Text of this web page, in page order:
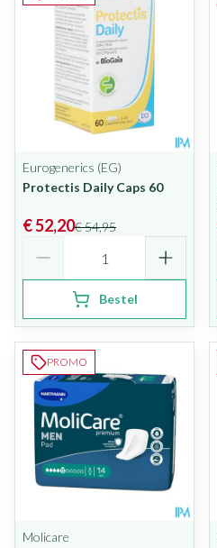
Eurogenerics (EG)
Protectis Daily Caps 60
€ 54,95
€ 52,20
Bestel
PROMO
Molicare